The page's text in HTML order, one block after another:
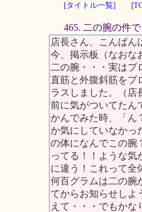
[タイトル一覧]
465. 二の腕の件
店長さん、こんばん
今、掲示板（なおな
二の腕・・・実はプ
直筋と外腹斜筋を
ラスしました。（店
前に気がついてたん
かんでみた時、「ん
か気にしていなかっ
の体になんでこの
ってる！！ような気
に違う！これって全
何百グラムは二の腕
てからお知らせしよ
えて・・・でもかな